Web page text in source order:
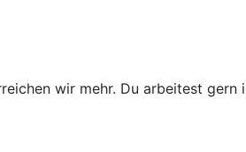
wir mehr. Du arbeitest